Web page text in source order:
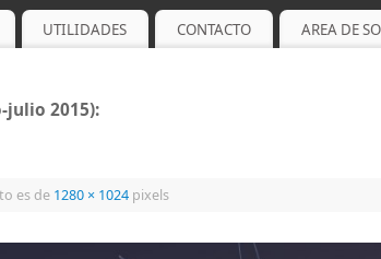
UTILIDADES CONTACTO AREA DE
julio 2015):
es de 1280 × 1024 pixels